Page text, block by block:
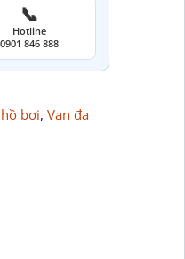
📞
Hotline
0901 846 888
bơi, Van đa